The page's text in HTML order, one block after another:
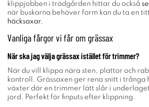
klippjobben i trädgården hittar du också
när buskarna behöver form kan du ta en
häcksaxar.
Vanliga fårgor vi får om grässax
När ska jag välja grässax istället för trimmer?
När du vill klippa nära sten, plattor och
kontroll. Grässaxen ger rena snitt i trånga
växter där en trimmer lätt slår i
jord. Perfekt för finputs efter klippning.